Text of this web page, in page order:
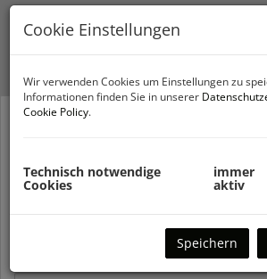
Vermarktungsart
Objektnummer
Cookie Einstellungen
Wir verwenden Cookies um Einstellungen zu
Informationen finden Sie in unserer
Cookie Policy.
Technisch notwendige
Cookies
immer
aktiv
Speichern